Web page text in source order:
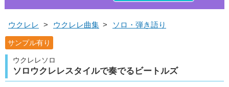
ウクレレ > ウクレレ曲集 > ソロ・弾き語り
サンプル有り
ウクレレソロ
ソロウクレレスタイルで奏でるビートルズ